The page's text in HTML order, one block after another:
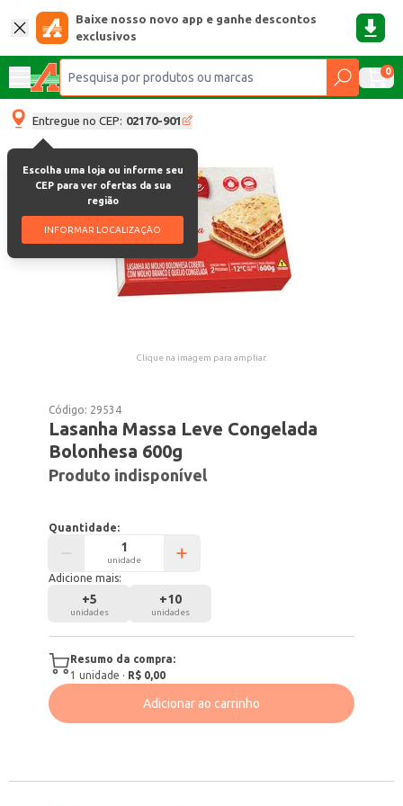
Baixe nosso novo app e ganhe descontos
exclusivos
0
Entregue no CEP: 02170-901
Escolha uma loja ou informe seu
CEP para ver ofertas da sua
região
INFORMAR LOCALIZAÇÃO
Clique na imagem para ampliar.
Código: 29534
Lasanha Massa Leve Congelada
Bolonhesa 600g
Produto indisponível
Quantidade:
unidade
Adicione mais:
+5
unidades
+10
unidades
Resumo da compra:
1 unidade · R$ 0,00
Adicionar ao carrinho